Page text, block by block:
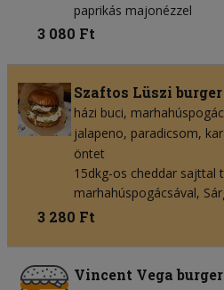
paprikás majonézzel
3 080 Ft
Szaftos Lüszi burger
házi buci
jalapeno paradicsom
öntet
15dkg-os cheddar sajttal
marhahúspogácsával,
3 280 Ft
Vincent Vega burger